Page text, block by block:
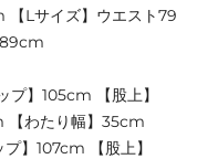
【Lサイズ】ウエスト79
】105cm 【股上】
【わたり幅】35cm
】107cm 【股上】